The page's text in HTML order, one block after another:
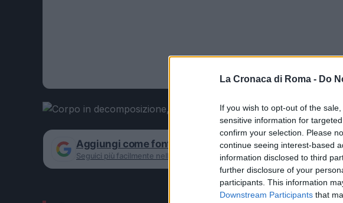
La Cronaca di Roma - Do
If you wish to opt-out of the
sensitive information for
confirm your selection. Please
continue seeing interest-based
information disclosed to third
further disclosure of your
participants. This information
Downstream Participants that
Aggiungi come fonte preferita su Google
Seguici più facilmente nelle notizie consigliate